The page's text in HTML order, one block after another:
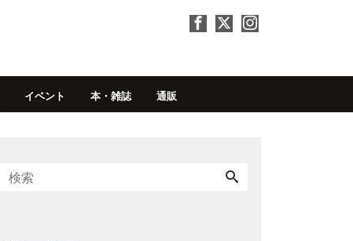
イベント 本・雑誌 通販